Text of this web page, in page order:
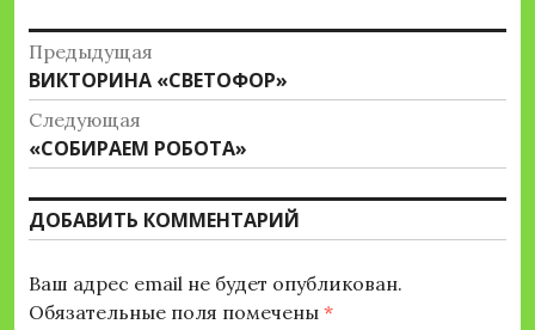
Навигация
по
записям
Предыдущая
Предыдущая
запись:
ВИКТОРИНА «СВЕТОФОР»
Следующая
Следующая
запись:
«СОБИРАЕМ РОБОТА»
ДОБАВИТЬ КОММЕНТАРИЙ
Ваш адрес email не будет опубликован.
Обязательные поля помечены *